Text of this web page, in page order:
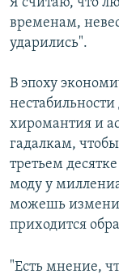
временам,
ударились".
В эпоху
хиромантия и
гадалкам,
третьем
моду у
можешь
приходится
"Есть мнение,